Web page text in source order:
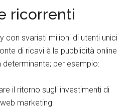
ricorrenti
con svariati milioni di utenti unici
di ricavi è la pubblicità online
determinante; per esempio:
il ritorno sugli investimenti di
marketing